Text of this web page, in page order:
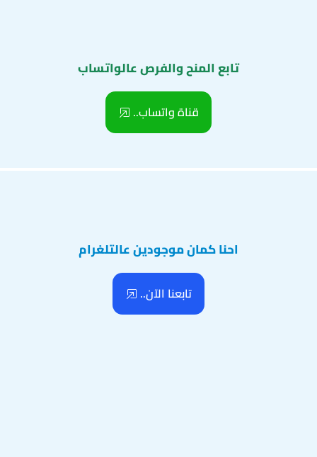
تابع المنح والفرص عالواتساب
قناة واتساب..
احنا كمان موجودين عالتلغرام
تابعنا الآن..